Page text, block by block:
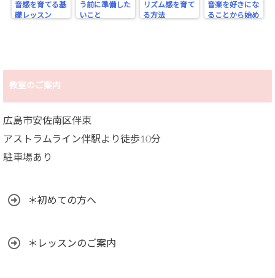
音感を育てる基
礎レッスン
う前に準備した
いこと
リズム感を育て
る方法
音楽を好きにな
ることから始め
教室のご案内
広島市安佐南区伴東
アストラムライン伴駅より徒歩10分
駐車場あり
＊初めての方へ
＊レッスンのご案内